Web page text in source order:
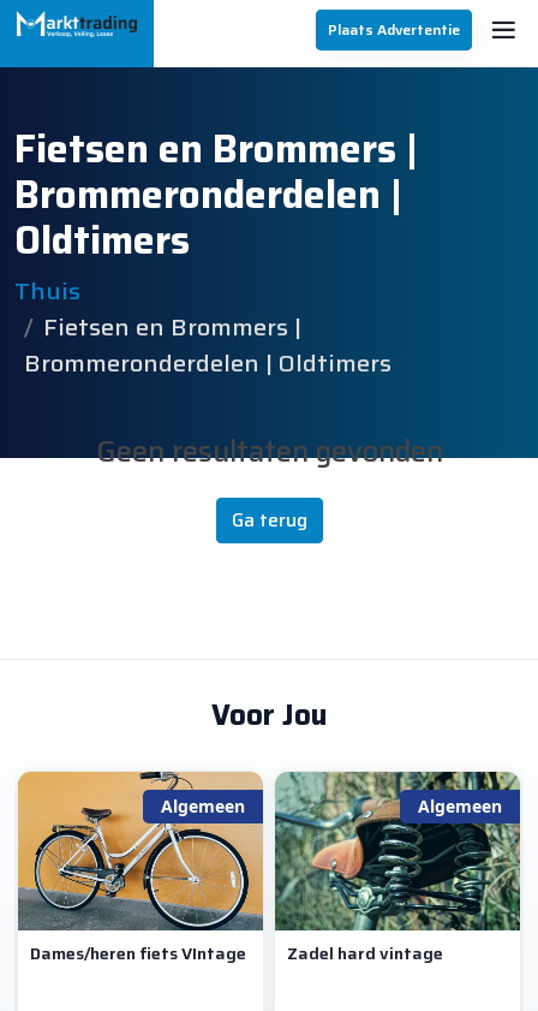
Plaats Advertentie
Fietsen en Brommers |
Brommeronderdelen |
Oldtimers
Thuis
Fietsen en Brommers |
Brommeronderdelen | Oldtimers
Geen resultaten gevonden
Ga terug
Voor Jou
Algemeen
Dames/heren fiets VIntage
Algemeen
Zadel hard vintage